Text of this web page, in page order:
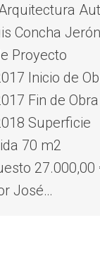
Concha
Proyecto
Inicio de
Fin de Obra
Superficie
70 m2
27.000,00
José…